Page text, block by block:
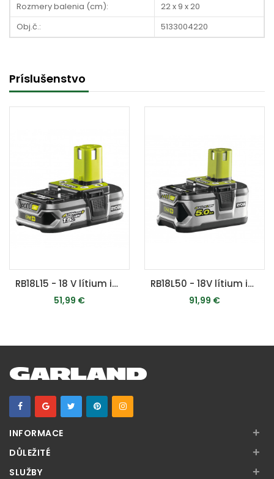
Rozmery balenia (cm):
22 x 9 x 20
Obj.č.:
5133004220
Príslušenstvo
RB18L15 - 18 V lítium iónová batéria 1,5 Ah ONE+
51,99 €
RB18L50 - 18V lítium iónová batéria 5,0Ah ONE+
91,99 €
INFORMACE +
DŮLEŽITÉ +
SLUŽBY +